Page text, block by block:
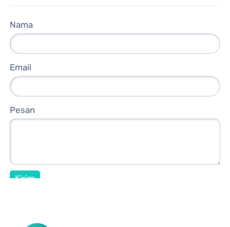
Nama
Email
Pesan